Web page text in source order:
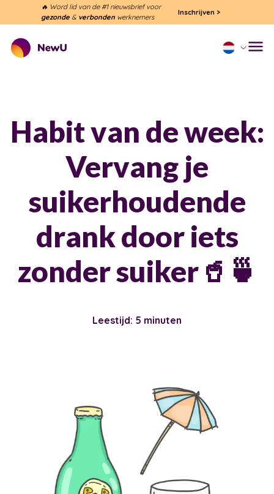
🔥 Word lid van de #1 nieuwsbrief voor
gezonde & verbonden werknemers
Inschrijven >
Habit van de week:
Vervang je
suikerhoudende
drank door iets
zonder suiker🥤🍵
Leestijd: 5 minuten